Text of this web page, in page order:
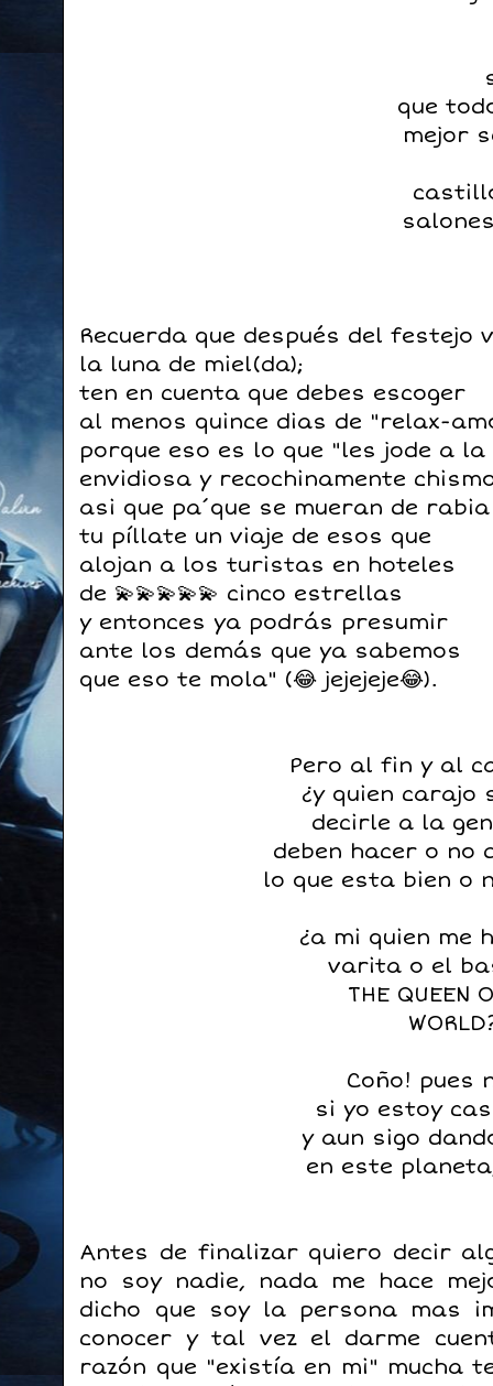
que
mejor
Recuerda que después del festejo
la luna de miel(da);
ten en cuenta que debes escoger
al menos quince dias de "relax-
porque eso es lo que "les jode a la
envidiosa y recochinamente
asi que pa´que se mueran de rabia
tu píllate un viaje de esos que
alojan a los turistas en hoteles
de 💫💫💫💫💫 cinco estrellas
y entonces ya podrás presumir
ante los demás que ya sabemos
que eso te mola" (😂 jejejeje😂).
Pero al fin y al
¿y quien carajo
decirle a la
deben hacer o no
lo que esta bien o
¿a mi quien me
varita o el
THE QUEEN
Coño! pues
si yo estoy
y aun sigo
en este
Antes de finalizar quiero decir
no soy nadie, nada me hace
dicho que soy la persona mas
conocer y tal vez el darme
razón que "existía en mi" mucha